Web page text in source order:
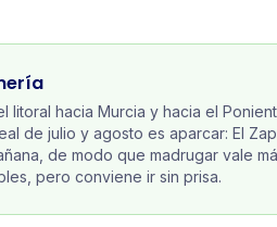
hacia Murcia y hacia el
de julio y agosto es aparcar: El
de modo que madrugar vale
pero conviene ir sin prisa.